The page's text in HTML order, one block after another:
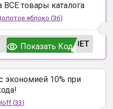
ВСЕ товары каталога
яблоко (36)
ВЕТ
Показать Код
экономией 10% при
(33)